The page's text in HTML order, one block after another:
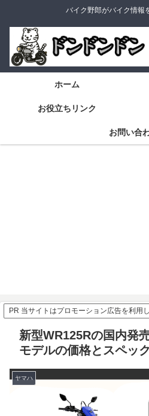
バイク野郎がバイク情報
ホーム
お役立ちリンク
お問い合
PR 当サイトはプロモーション広告を利用
新型WR125Rの国内発
モデルの価格とスペッ
ヤマハ